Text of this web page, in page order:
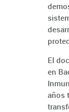
El
en
años